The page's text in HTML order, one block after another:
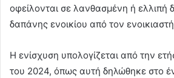
οφείλονται σε λανθασμένη ή ελλιπή
δαπάνης ενοικίου από τον
Η ενίσχυση υπολογίζεται από την
του 2024, όπως αυτή δηλώθηκε στο